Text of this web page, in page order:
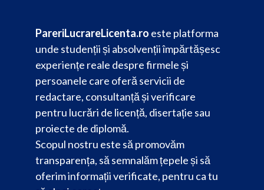
PareriLucrareLicenta.ro este platforma
unde studenții și absolvenții împărtășesc
experiențe reale despre firmele și
persoanele care oferă servicii de
redactare, consultanță și verificare
pentru lucrări de licență, disertație sau
proiecte de diplomă.
Scopul nostru este să promovăm
transparența, să semnalăm țepele și să
oferim informații verificate, pentru ca tu